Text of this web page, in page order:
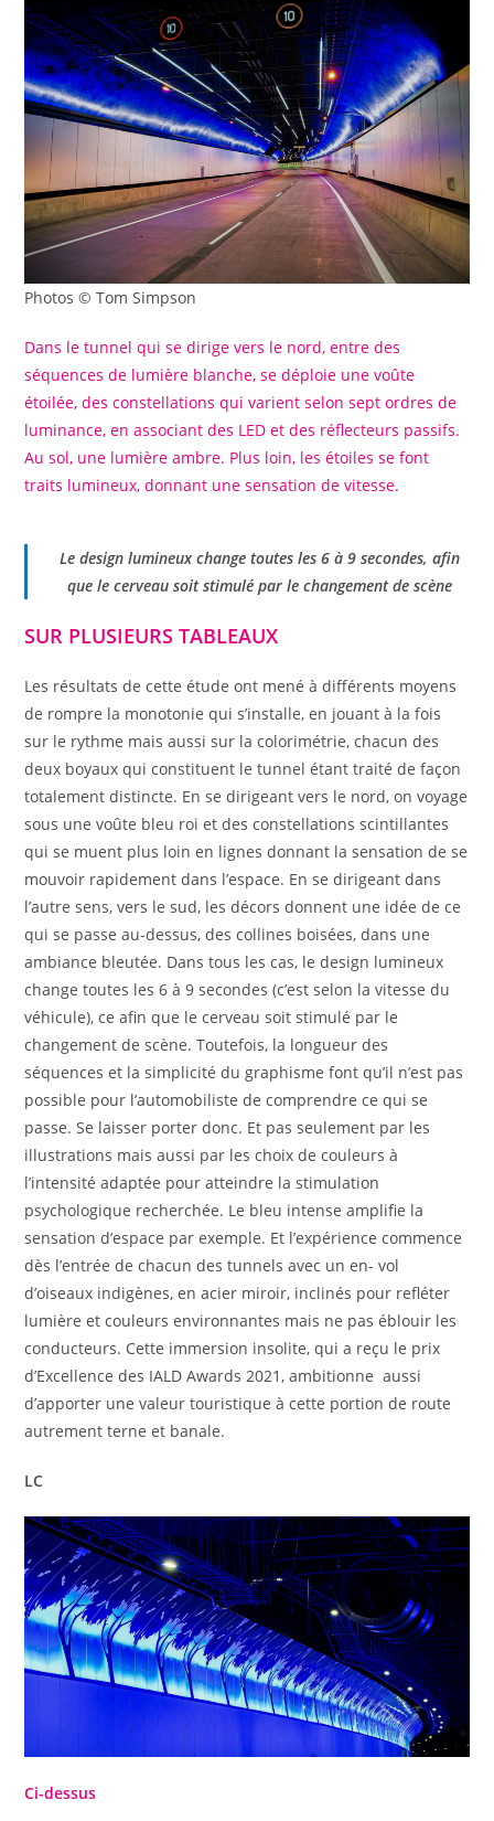
Photos © Tom Simpson
Dans le tunnel qui se dirige vers le nord, entre des
séquences de lumière blanche, se déploie une voûte
étoilée, des constellations qui varient selon sept ordres de
luminance, en associant des LED et des réflecteurs passifs.
Au sol, une lumière ambre. Plus loin, les étoiles se font
traits lumineux, donnant une sensation de vitesse.
Le design lumineux change toutes les 6 à 9 secondes, afin
que le cerveau soit stimulé par le changement de scène
SUR PLUSIEURS TABLEAUX
Les résultats de cette étude ont mené à différents moyens
de rompre la monotonie qui s’installe, en jouant à la fois
sur le rythme mais aussi sur la colorimétrie, chacun des
deux boyaux qui constituent le tunnel étant traité de façon
totalement distincte. En se dirigeant vers le nord, on voyage
sous une voûte bleu roi et des constellations scintillantes
qui se muent plus loin en lignes donnant la sensation de se
mouvoir rapidement dans l’espace. En se dirigeant dans
l’autre sens, vers le sud, les décors donnent une idée de ce
qui se passe au-dessus, des collines boisées, dans une
ambiance bleutée. Dans tous les cas, le design lumineux
change toutes les 6 à 9 secondes (c’est selon la vitesse du
véhicule), ce afin que le cerveau soit stimulé par le
changement de scène. Toutefois, la longueur des
séquences et la simplicité du graphisme font qu’il n’est pas
possible pour l’automobiliste de comprendre ce qui se
passe. Se laisser porter donc. Et pas seulement par les
illustrations mais aussi par les choix de couleurs à
l’intensité adaptée pour atteindre la stimulation
psychologique recherchée. Le bleu intense amplifie la
sensation d’espace par exemple. Et l’expérience commence
dès l’entrée de chacun des tunnels avec un en- vol
d’oiseaux indigènes, en acier miroir, inclinés pour refléter
lumière et couleurs environnantes mais ne pas éblouir les
conducteurs. Cette immersion insolite, qui a reçu le prix
d’Excellence des IALD Awards 2021, ambitionne aussi
d’apporter une valeur touristique à cette portion de route
autrement terne et banale.
LC
Ci-dessus